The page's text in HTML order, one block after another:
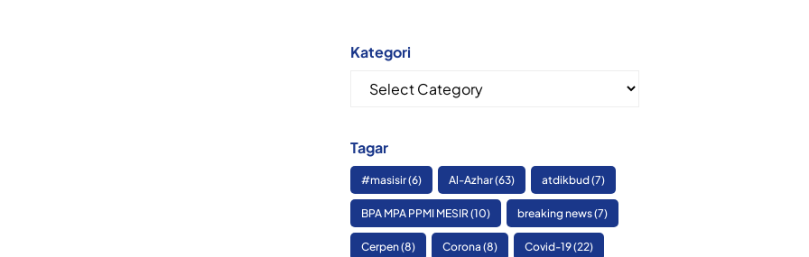
Kategori
Kategori
Tagar
#masisir(6) Al-Azhar(63) atdikbud(7)
BPA MPA PPMI MESIR(10) breaking news(7)
Cerpen(8) Corona (8) Covid-19(22)